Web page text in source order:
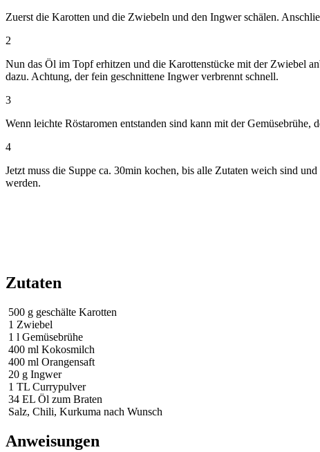
Zuerst die Karotten und die Zwiebeln und den Ingwer schälen.
2
Nun das Öl im Topf erhitzen und die Karottenstücke mit der Zwiebel
dazu. Achtung, der fein geschnittene Ingwer verbrennt schnell.
3
Wenn leichte Röstaromen entstanden sind kann mit der
4
Jetzt muss die Suppe ca. 30min kochen, bis alle Zutaten weich sind
werden.
Zutaten
500 g geschälte Karotten
1 Zwiebel
1 l Gemüsebrühe
400 ml Kokosmilch
400 ml Orangensaft
20 g Ingwer
1 TL Currypulver
34 EL Öl zum Braten
Salz, Chili, Kurkuma nach Wunsch
Anweisungen